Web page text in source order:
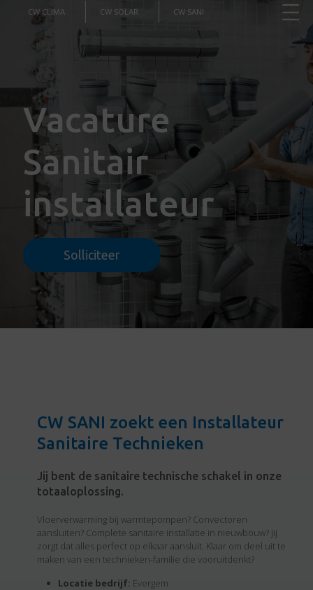
CW CLIMA CW SOLAR CW SANI
Vacature
Sanitair
installateur
Solliciteer
CW SANI zoekt een Installateur
Sanitaire Technieken
Jij bent de sanitaire technische schakel in onze
totaaloplossing.
Vloerverwarming bij warmtepompen? Convectoren
aansluiten? Complete sanitaire installatie in nieuwbouw? Jij
zorgt dat alles perfect op elkaar aansluit. Klaar om deel uit te
maken van een technieken-familie die vooruitdenkt?
Locatie bedrijf: Evergem